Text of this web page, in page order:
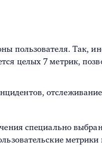
пользователя. Так,
целых 7 метрик,
специально